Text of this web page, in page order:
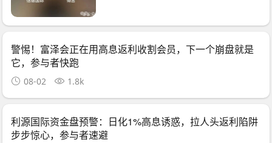
警惕！富泽会正在用高息返利收割会员，下一个崩盘就是
它，参与者快跑
08-02 1.8k
利源国际资金盘预警：日化1%高息诱惑，拉人头返利陷阱
步步惊心，参与者速避